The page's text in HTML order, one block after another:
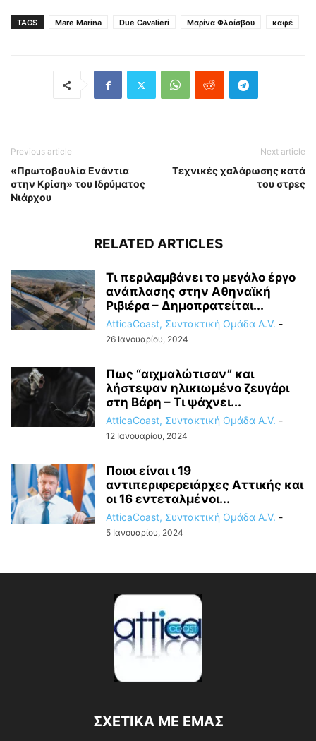
TAGS Mare Marina Due Cavalieri Μαρίνα Φλοίσβου καφέ
Previous article
«Πρωτοβουλία Ενάντια
στην Κρίση» του Ιδρύματος
Νιάρχου
Next article
Τεχνικές χαλάρωσης κατά
του στρες
RELATED ARTICLES
Τι περιλαμβάνει το μεγάλο έργο
ανάπλασης στην Αθηναϊκή
Ριβιέρα – Δημοπρατείται...
AtticaCoast, Συντακτική Ομάδα A.V. -
26 Ιανουαρίου, 2024
Πως “αιχμαλώτισαν” και
λήστεψαν ηλικιωμένο ζευγάρι
στη Βάρη – Τι ψάχνει...
AtticaCoast, Συντακτική Ομάδα A.V. -
12 Ιανουαρίου, 2024
Ποιοι είναι ι 19
αντιπεριφερειάρχες Αττικής και
οι 16 εντεταλμένοι...
AtticaCoast, Συντακτική Ομάδα A.V. -
5 Ιανουαρίου, 2024
ΣΧΕΤΙΚΑ ΜΕ ΕΜΑΣ